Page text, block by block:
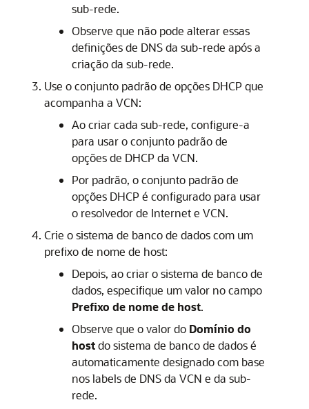
sub-rede.
Observe que não pode alterar essas
definições de DNS da sub-rede após a
criação da sub-rede.
Use o conjunto padrão de opções DHCP que
acompanha a VCN:
Ao criar cada sub-rede, configure-a
para usar o conjunto padrão de
opções de DHCP da VCN.
Por padrão, o conjunto padrão de
opções DHCP é configurado para usar
o resolvedor de Internet e VCN.
Crie o sistema de banco de dados com um
prefixo de nome de host:
Depois, ao criar o sistema de banco de
dados, especifique um valor no campo
Prefixo de nome de host.
Observe que o valor do Domínio do
hostdo sistema de banco de dados é
automaticamente designado com base
nos labels de DNS da VCN e da sub-
rede.